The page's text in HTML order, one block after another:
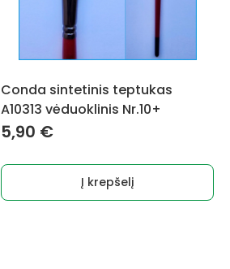
Conda sintetinis teptukas
A10313 vėduoklinis Nr.10+
5,90 €
Į krepšelį